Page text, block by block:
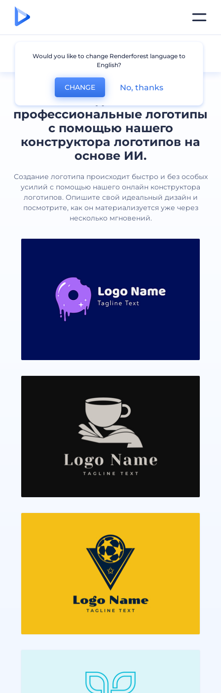
Создавайте
профессиональные логотипы
с помощью нашего
конструктора логотипов на
основе ИИ.
Создание логотипа происходит быстро и без особых
усилий с помощью нашего онлайн конструктора
логотипов. Опишите свой идеальный дизайн и
посмотрите, как он материализуется уже через
несколько мгновений.
Все логотипы
Would you like to change Renderforest language to
English?
CHANGE No, thanks